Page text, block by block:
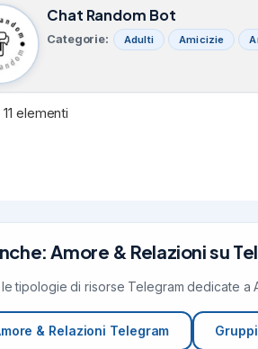
Chat Random Bot
Categorie: Adulti Amicizie
11 elementi
Amore & Relazioni su
tipologie di risorse Telegram dedicate a
& Relazioni Telegram